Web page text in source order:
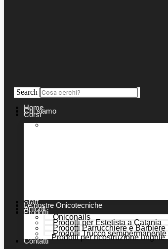
Search
Home
Chi siamo
Corsi
Staff
Le nostre Onicotecniche
Articoli
Prodotti
Oniconails
Prodotti per Estetista a Catania
Prodotti Parrucchiere e Barbiere
Prodotti Trucco semipermanente
Prodotti per ricostruzione unghie
Contatti